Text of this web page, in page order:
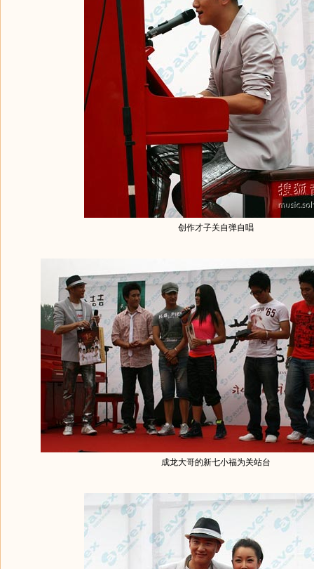
创作才子关自弹自唱
成龙大哥的新七小福为关站台